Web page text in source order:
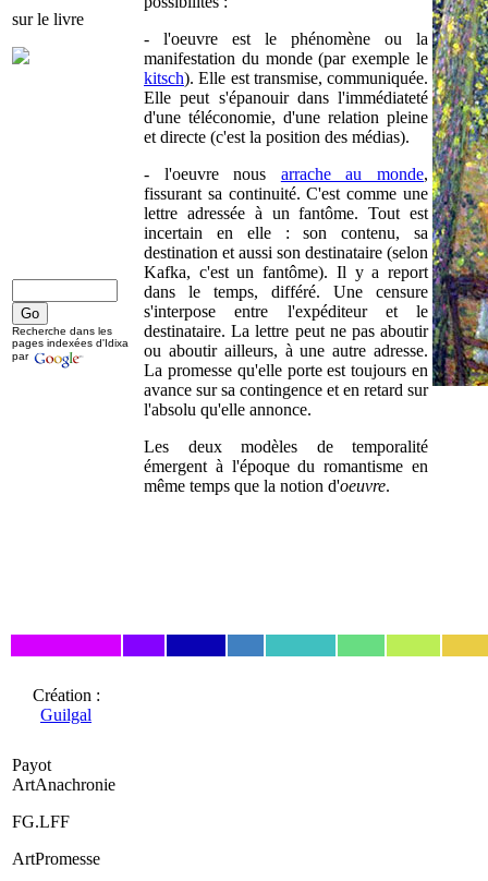
sur le livre
- l'oeuvre est le phénomène ou la
manifestation du monde (par exemple le
kitsch). Elle est transmise, communiquée.
Elle peut s'épanouir dans l'immédiateté
d'une téléconomie, d'une relation pleine
et directe (c'est la position des médias).
- l'oeuvre nous arrache au monde,
fissurant sa continuité. C'est comme une
lettre adressée à un fantôme. Tout est
incertain en elle : son contenu, sa
destination et aussi son destinataire (selon
Kafka, c'est un fantôme). Il y a report
dans le temps, différé. Une censure
s'interpose entre l'expéditeur et le
destinataire. La lettre peut ne pas aboutir
ou aboutir ailleurs, à une autre adresse.
La promesse qu'elle porte est toujours en
avance sur sa contingence et en retard sur
l'absolu qu'elle annonce.
Les deux modèles de temporalité
émergent à l'époque du romantisme en
même temps que la notion d'oeuvre.
Recherche dans les
pages indexées d'Idixa
par
Création :
Guilgal
Payot
ArtAnachronie
FG.LFF
ArtPromesse